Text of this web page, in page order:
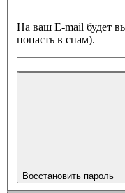
На ваш E-mail будет
попасть в спам).
Восстановить пароль